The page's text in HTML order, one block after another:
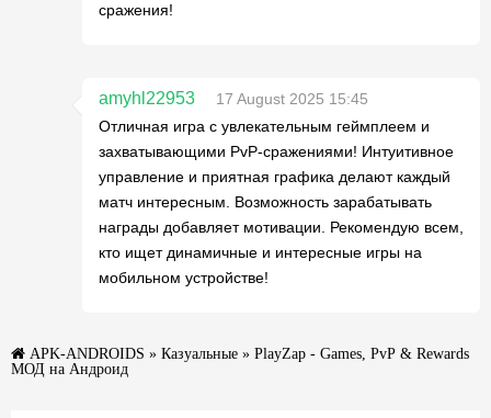
сражения!
amyhl22953
17 August 2025 15:45
Отличная игра с увлекательным геймплеем и
захватывающими PvP-сражениями! Интуитивное
управление и приятная графика делают каждый
матч интересным. Возможность зарабатывать
награды добавляет мотивации. Рекомендую всем,
кто ищет динамичные и интересные игры на
мобильном устройстве!
APK-ANDROIDS » Казуальные » PlayZap - Games, PvP & Rewards
МОД на Андроид